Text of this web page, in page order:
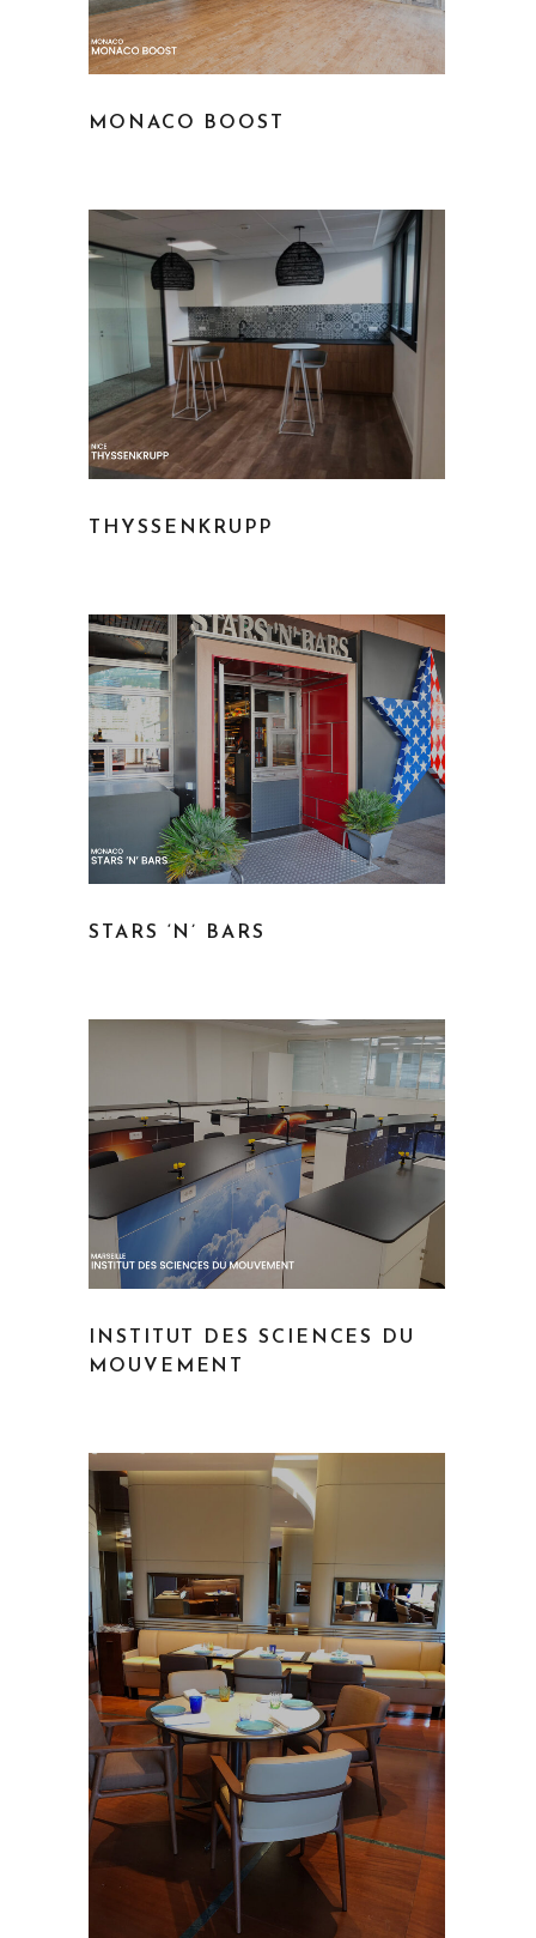
MONACO BOOST
THYSSENKRUPP
STARS ‘N’ BARS
INSTITUT DES SCIENCES DU
MOUVEMENT